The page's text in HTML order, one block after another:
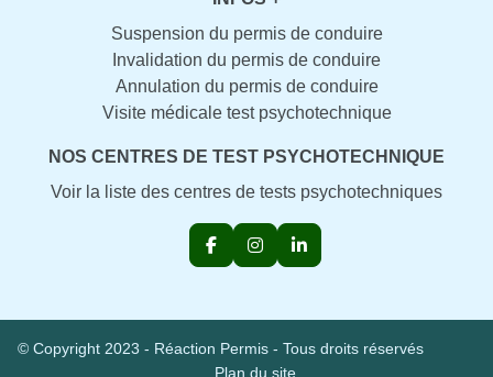
Suspension du permis de conduire
Invalidation du permis de conduire
Annulation du permis de conduire
Visite médicale test psychotechnique
NOS CENTRES DE TEST PSYCHOTECHNIQUE
Voir la liste des centres de tests psychotechniques
© Copyright 2023 - Réaction Permis - Tous droits réservés
Plan du site